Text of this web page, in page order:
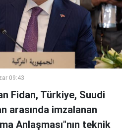
09:43
Fidan, Türkiye, Suudi
arasında imzalanan
Anlaşması"nın teknik